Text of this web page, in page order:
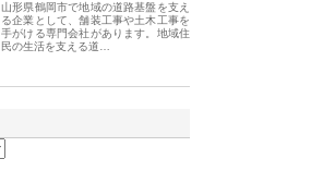
山形県鶴岡市で地域の道路基盤を支え
る企業として、舗装工事や土木工事を
手がける専門会社があります。地域住
民の生活を支える道…